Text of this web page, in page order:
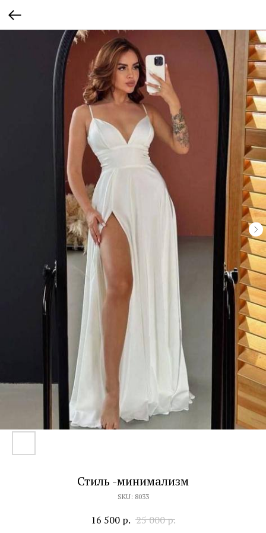
Стиль -минимализм
SKU: 8033
16 500 р. 25 000р.